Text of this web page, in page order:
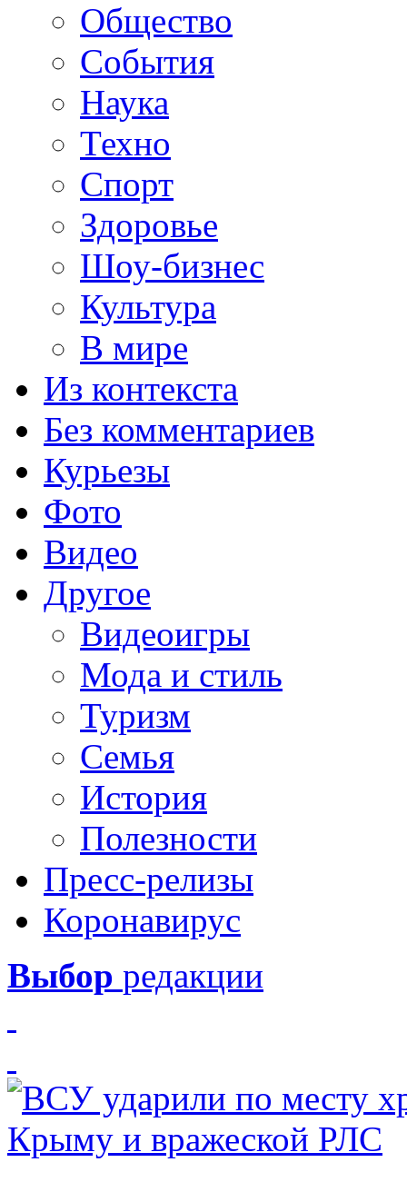
Общество
События
Наука
Техно
Спорт
Здоровье
Шоу-бизнес
Культура
В мире
Из контекста
Без комментариев
Курьезы
Фото
Видео
Другое
Видеоигры
Мода и стиль
Туризм
Семья
История
Полезности
Пресс-релизы
Коронавирус
Выбор редакции